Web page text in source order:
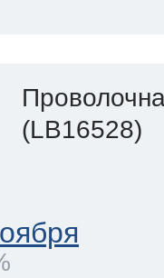
(LB16528)